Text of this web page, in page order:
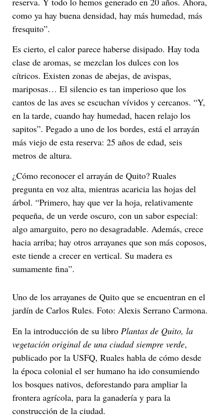
como ya hay buena densidad, hay más humedad, más
fresquito”.
Es cierto, el calor parece haberse disipado. Hay toda
clase de aromas, se mezclan los dulces con los
cítricos. Existen zonas de abejas, de avispas,
mariposas… El silencio es tan imperioso que los
cantos de las aves se escuchan vívidos y cercanos. “Y,
en la tarde, cuando hay humedad, hacen relajo los
sapitos”. Pegado a uno de los bordes, está el arrayán
más viejo de esta reserva: 25 años de edad, seis
metros de altura.
¿Cómo reconocer el arrayán de Quito? Ruales
pregunta en voz alta, mientras acaricia las hojas del
árbol. “Primero, hay que ver la hoja, relativamente
pequeña, de un verde oscuro, con un sabor especial:
algo amarguito, pero no desagradable. Además, crece
hacia arriba; hay otros arrayanes que son más coposos,
este tiende a crecer en vertical. Su madera es
sumamente fina”.
Uno de los arrayanes de Quito que se encuentran en el
jardín de Carlos Rules. Foto: Alexis Serrano Carmona.
En la introducción de su libro Plantas de Quito, la
vegetación original de una ciudad siempre verde,
publicado por la USFQ, Ruales habla de cómo desde
la época colonial el ser humano ha ido consumiendo
los bosques nativos, deforestando para ampliar la
frontera agrícola, para la ganadería y para la
construcción de la ciudad.